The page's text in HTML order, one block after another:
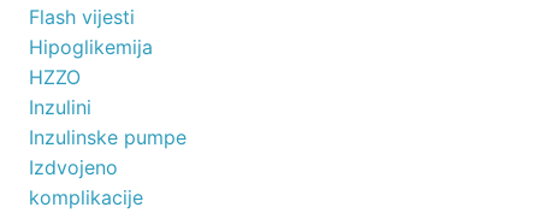
Flash vijesti
Hipoglikemija
HZZO
Inzulini
Inzulinske pumpe
Izdvojeno
komplikacije